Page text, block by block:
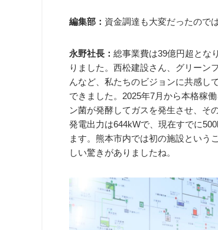
編集部： 資金調達も大変だったので
永野社長： 総事業費は39億円超とな
りました。西松建設さん、グリーン
んなど、私たちのビジョンに共感し
できました。2025年7月から本格稼
ン菌が発酵してガスを発生させ、そ
発電出力は644kWで、現在すでに
ます。熊本市内では初の施設という
しい驚きがありましたね。